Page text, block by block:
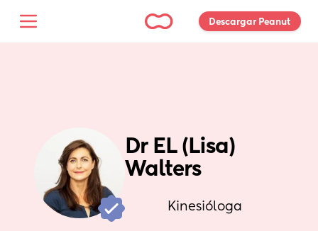
Descargar Peanut
Dr EL (Lisa)
Walters
Kinesióloga